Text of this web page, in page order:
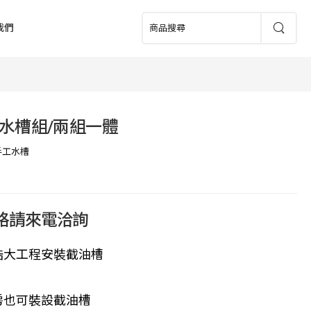
們
槽組/兩組一體
工水槽
請來電洽詢
大工程安裝截油槽
也可裝設截油槽